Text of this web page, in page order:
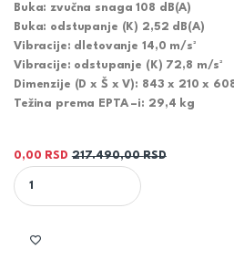
Buka: zvučna snaga 108 dB(A)
Buka: odstupanje (K) 2,52 dB(A)
Vibracije: dletovanje 14,0 m/s²
Vibracije: odstupanje (K) 72,8 m/s²
Dimenzije (D x Š x V): 843 x 210 x
Težina prema EPTA –i: 29,4 kg
0,00 RSD 217.490,00RSD
MAKITA ČEKIĆ ZA RUŠENJE HM1802